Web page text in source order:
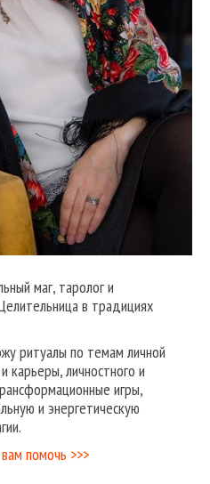
маг, таролог и
в традициях
ритуалы по темам личной
карьеры, личностного и
игры,
и энергетическую
помочь >>>